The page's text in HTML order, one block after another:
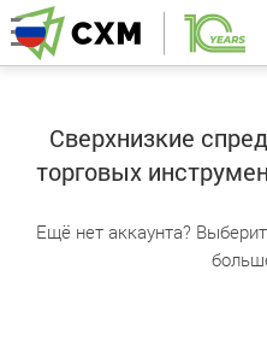
Сверхнизкие
торговых
Ещё нет аккаунта?